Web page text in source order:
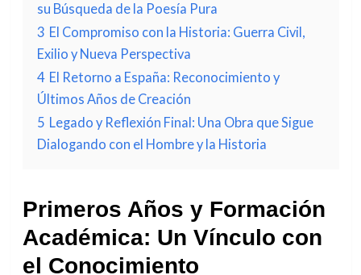
su Búsqueda de la Poesía Pura
3 El Compromiso con la Historia: Guerra Civil,
Exilio y Nueva Perspectiva
4 El Retorno a España: Reconocimiento y
Últimos Años de Creación
5 Legado y Reflexión Final: Una Obra que Sigue
Dialogando con el Hombre y la Historia
Primeros Años y Formación
Académica: Un Vínculo con
el Conocimiento